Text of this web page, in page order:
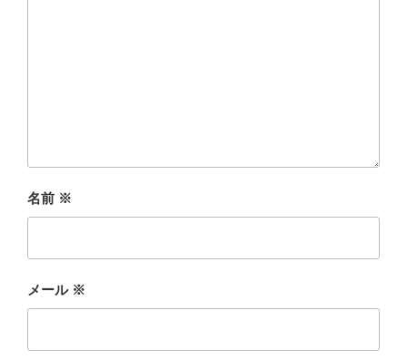
名前 ※
メール ※